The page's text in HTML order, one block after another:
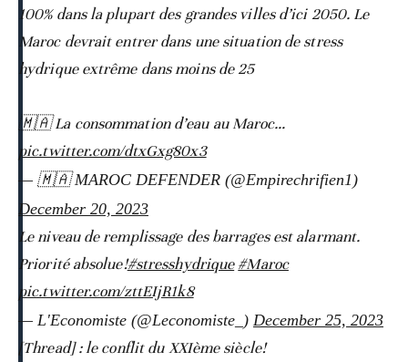
100% dans la plupart des grandes villes d’ici 2050. Le
Maroc devrait entrer dans une situation de stress
hydrique extrême dans moins de 25
🇲🇦 La consommation d’eau au Maroc…
pic.twitter.com/dtxGxg80x3
— 🇲🇦 MAROC DEFENDER (@Empirechrifien1)
December 20, 2023
Le niveau de remplissage des barrages est alarmant.
Priorité absolue!#stresshydrique #Maroc
pic.twitter.com/zttEIjR1k8
— L'Economiste (@Leconomiste_) December 25, 2023
[Thread] : le conflit du XXIème siècle!